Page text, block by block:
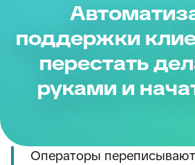
поддержки
перестать
руками и
Операторы